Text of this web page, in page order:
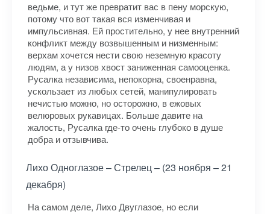
ведьме, и тут же превратит вас в пену морскую,
потому что вот такая вся изменчивая и
импульсивная. Ей простительно, у нее внутренний
конфликт между возвышенным и низменным:
верхам хочется нести свою неземную красоту
людям, а у низов хвост заниженная самооценка.
Русалка независима, непокорна, своенравна,
ускользает из любых сетей, манипулировать
нечистью можно, но осторожно, в ежовых
велюровых рукавицах. Больше давите на
жалость, Русалка где-то очень глубоко в душе
добра и отзывчива.
Лихо Одноглазое – Стрелец – (23 ноября – 21
декабря)
На самом деле, Лихо Двуглазое, но если